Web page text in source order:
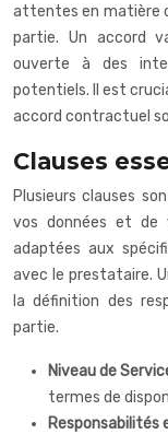
attentes en matière
partie. Un accord
ouverte à des
potentiels. Il est
accord contractuel
Clauses
Plusieurs clauses
vos données et de
adaptées aux
avec le prestataire.
la définition des
partie.
Niveau de
termes de
Responsabilités